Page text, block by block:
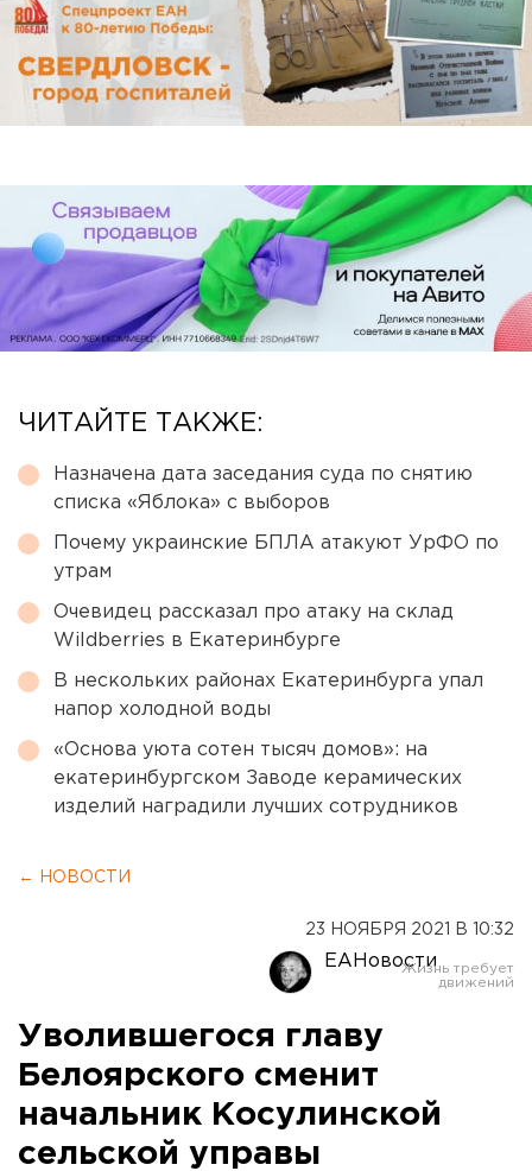
ЧИТАЙТЕ ТАКЖЕ:
Назначена дата заседания суда по снятию
списка «Яблока» с выборов
Почему украинские БПЛА атакуют УрФО по
утрам
Очевидец рассказал про атаку на склад
Wildberries в Екатеринбурге
В нескольких районах Екатеринбурга упал
напор холодной воды
«Основа уюта сотен тысяч домов»: на
екатеринбургском Заводе керамических
изделий наградили лучших сотрудников
← НОВОСТИ
23 НОЯБРЯ 2021 В 10:32
ЕАНовости
Уволившегося главу
Белоярского сменит
начальник Косулинской
сельской управы